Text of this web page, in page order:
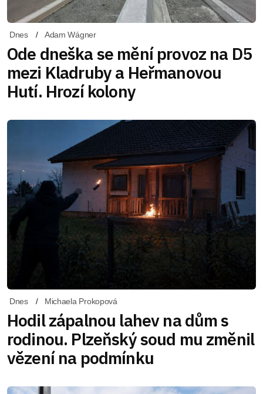
Dnes Adam Wágner
Ode dneška se mění provoz na D5
mezi Kladruby a Heřmanovou
Hutí. Hrozí kolony
Dnes Michaela Prokopová
Hodil zápalnou lahev na dům s
rodinou. Plzeňský soud mu změnil
vězení na podmínku